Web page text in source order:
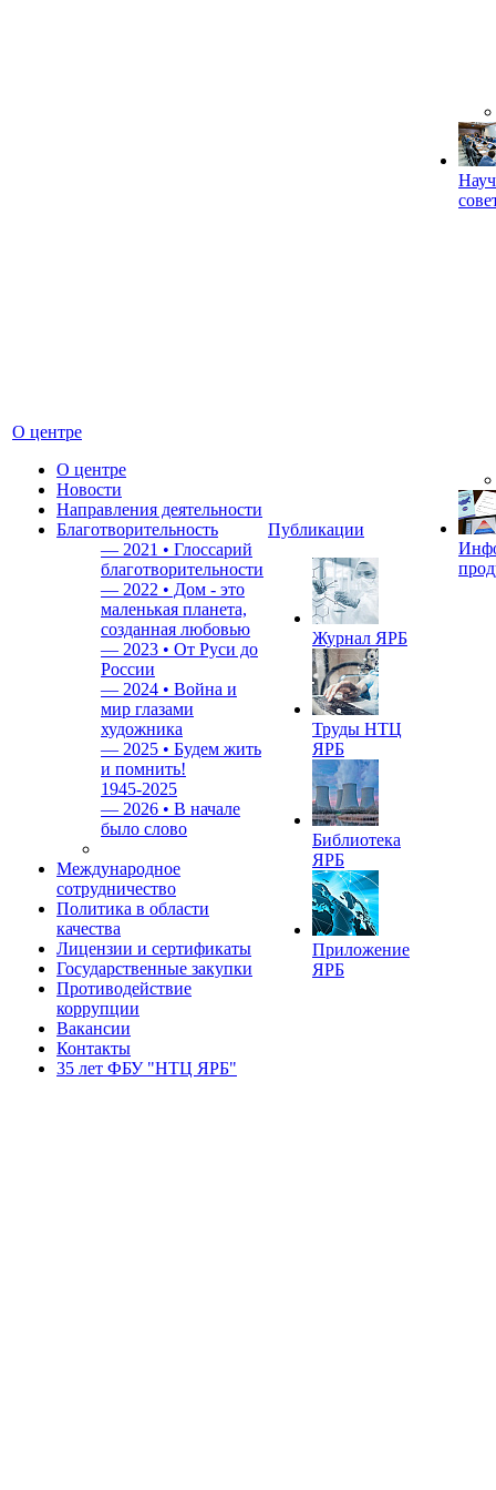
О центре
О центре
Новости
Направления деятельности
Благотворительность
— 2021 • Глоссарий
благотворительности
— 2022 • Дом - это
маленькая планета,
созданная любовью
— 2023 • От Руси до
России
— 2024 • Война и
мир глазами
художника
— 2025 • Будем жить
и помнить!
1945-2025
— 2026 • В начале
было слово
Международное
сотрудничество
Политика в области
качества
Лицензии и сертификаты
Государственные закупки
Противодействие
коррупции
Вакансии
Контакты
35 лет ФБУ "НТЦ ЯРБ"
Публикации
Журнал ЯРБ
Труды НТЦ
ЯРБ
Библиотека
ЯРБ
Приложение
ЯРБ